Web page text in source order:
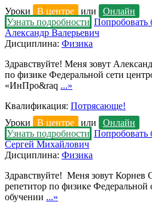
Уроки
В центре или
Онлайн
Узнать подробности Попробовать
Александр Валерьевич
Дисциплина: Физика
Здравствуйте! Меня зовут
по физике Федеральной сети
«ИнПро&raq ...»
Квалификация: Потрясающе!
Уроки
В центре или
Онлайн
Узнать подробности Попробовать
Сергей Михайлович
Дисциплина: Физика
Здравствуйте! Меня зовут
репетитор по физике
обучении ...»